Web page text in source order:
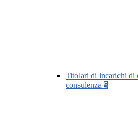
Titolari di incarichi di
consulenza 5